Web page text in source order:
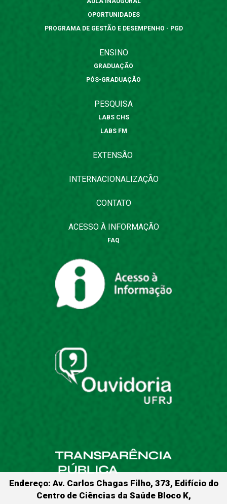
OPORTUNIDADES
PROGRAMA DE GESTÃO E DESEMPENHO - PGD
ENSINO
GRADUAÇÃO
PÓS-GRADUAÇÃO
PESQUISA
LABS CHS
LABS FM
EXTENSÃO
INTERNACIONALIZAÇÃO
CONTATO
ACESSO À INFORMAÇÃO
FAQ
Endereço: Av. Carlos Chagas Filho, 373, Edifício do
Centro de Ciências da Saúde Bloco K,